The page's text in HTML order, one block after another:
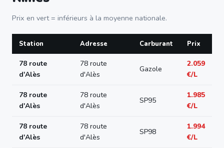
Prix en vert = inférieurs à la moyenne nationale.
Station Adresse Carburant Prix
78 route
d'Alès
78 route
d'Alès
Gazole
2.059
€/L
78 route
d'Alès
78 route
d'Alès
SP95
1.985
€/L
78 route
d'Alès
78 route
d'Alès
SP98
1.994
€/L